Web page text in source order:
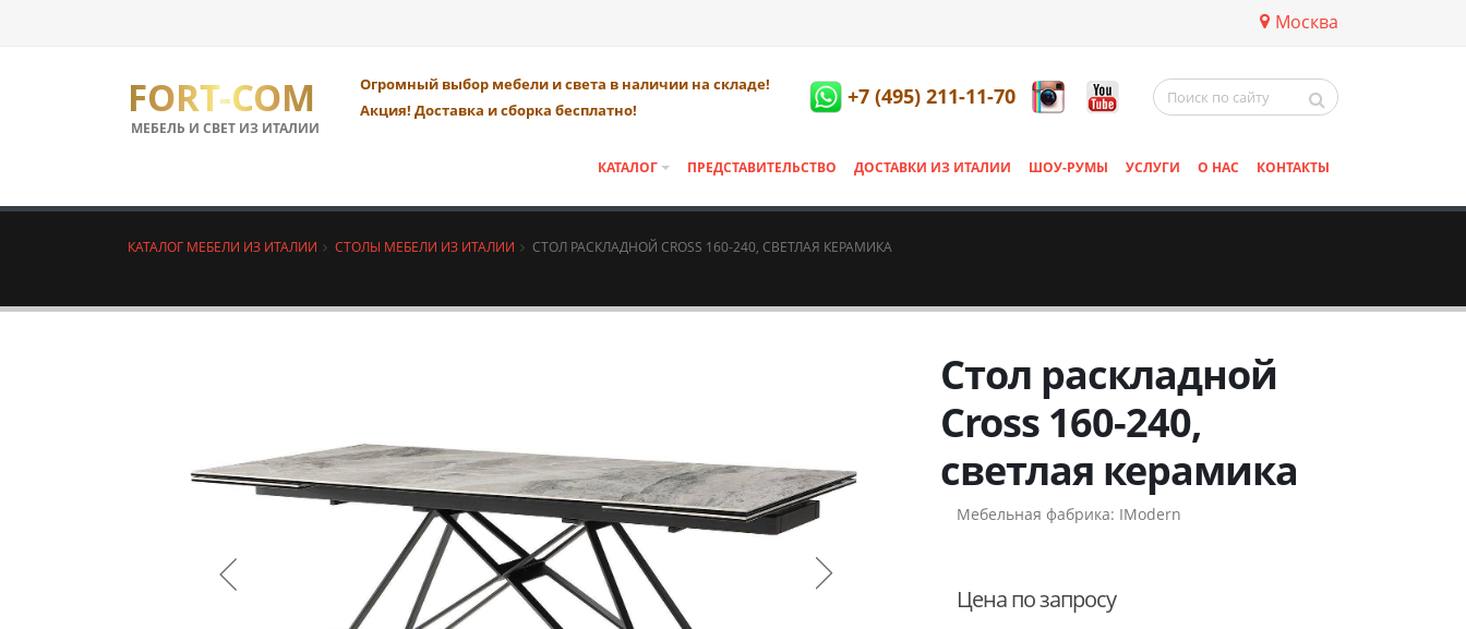
Москва
FORT-COM
МЕБЕЛЬ И СВЕТ ИЗ ИТАЛИИ
Огромный выбор мебели и света в наличии на складе!
Акция! Доставка и сборка бесплатно!
+7 (495) 211-11-70
КАТАЛОГ ПРЕДСТАВИТЕЛЬСТВО ДОСТАВКИ ИЗ ИТАЛИИ ШОУ-РУМЫ УСЛУГИ О НАС КОНТАКТЫ
КАТАЛОГ МЕБЕЛИ ИЗ ИТАЛИИ СТОЛЫ МЕБЕЛИ ИЗ ИТАЛИИ СТОЛ РАСКЛАДНОЙ CROSS 160-240, СВЕТЛАЯ КЕРАМИКА
Стол раскладной
Cross 160-240,
светлая керамика
Мебельная фабрика: IModern
Цена по запросу